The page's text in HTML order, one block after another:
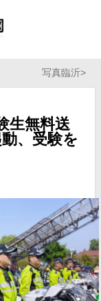
写真臨沂>
生無料送
、受験を